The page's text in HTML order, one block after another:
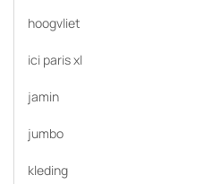
hoogvliet
ici paris xl
jamin
jumbo
kleding